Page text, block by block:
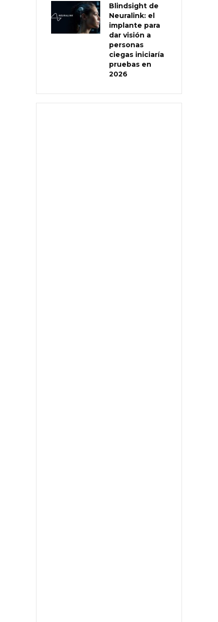
Blindsight de
Neuralink: el
implante para
dar visión a
personas
ciegas iniciaría
pruebas en
2026